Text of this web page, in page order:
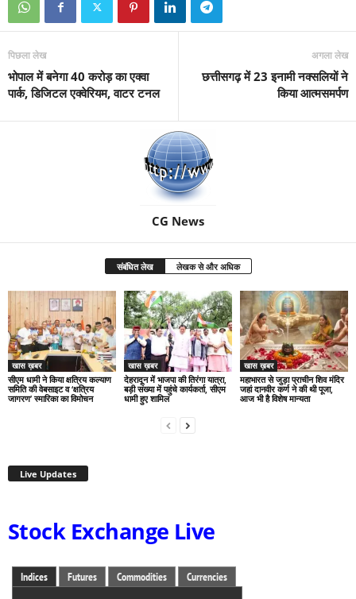
पिछला लेख
भोपाल में बनेगा 40 करोड़ का एक्वा
पार्क, डिजिटल एक्वेरियम, वाटर टनल
अगला लेख
छत्तीसगढ़ में 23 इनामी नक्सलियों ने
किया आत्मसमर्पण
CG News
संबंधित लेख लेखक से और अधिक
खास ख़बर
सीएम धामी ने किया क्षत्रिय कल्याण
समिति की वेबसाइट व ‘क्षत्रिय
जागरण’ स्मारिका का विमोचन
खास ख़बर
देहरादून में भाजपा की तिरंगा यात्रा,
बड़ी संख्या में पहुंचे कार्यकर्ता, सीएम
धामी हुए शामिल
खास ख़बर
महाभारत से जुड़ा प्राचीन शिव मंदिर
जहां दानवीर कर्ण ने की थी पूजा,
आज भी है विशेष मान्यता
Live Updates
Stock Exchange Live